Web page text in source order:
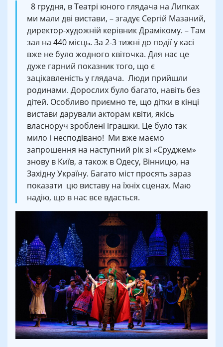
8 грудня, в Театрі юного глядача на Липках
ми мали дві вистави, – згадує Сергій Мазаний,
директор-художній керівник Драмікому. – Там
зал на 440 місць. За 2-3 тижні до події у касі
вже не було жодного квіточка. Для нас це
дуже гарний показник того, що є
зацікавленість у глядача. Люди прийшли
родинами. Дорослих було багато, навіть без
дітей. Особливо приємно те, що дітки в кінці
вистави дарували акторам квіти, якісь
власноруч зроблені іграшки. Це було так
мило і несподівано! Ми вже маємо
запрошення на наступний рік зі «Сруджем»
знову в Київ, а також в Одесу, Вінницю, на
Західну Україну. Багато міст просять зараз
показати цю виставу на їхніх сценах. Маю
надію, що в нас все вдасться.